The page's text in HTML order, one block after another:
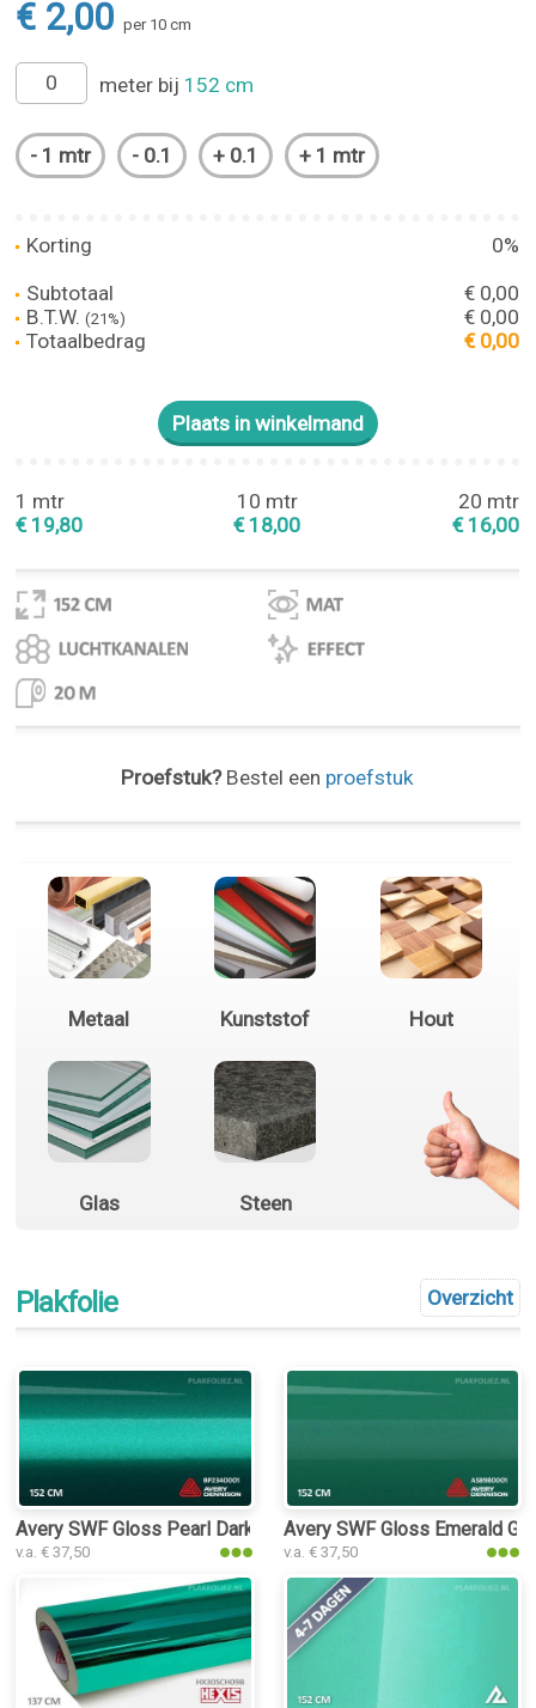
€ 2,00 per 10 cm
meter bij 152 cm
Korting
0%
Subtotaal
€ 0,00
B.T.W.(21%)
€ 0,00
Totaalbedrag
€ 0,00
1 mtr
€ 19,80
10 mtr
€ 18,00
20 mtr
€ 16,00
Proefstuk?Bestel een proefstuk
Metaal Kunststof Hout
Glas Steen
Overzicht
Plakfolie
Avery SWF Gloss Pearl Dark Green plakfolie
v.a. € 37,50
Avery SWF Gloss Emerald
v.a. € 37,50